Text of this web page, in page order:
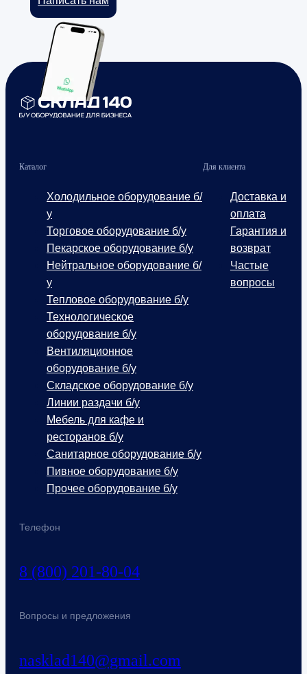
Телефон
8 (800) 201-80-04
Вопросы и предложения
nasklad140@gmail.com
Каталог
Холодильное оборудование б/
у
Торговое оборудование б/у
Пекарское оборудование б/у
Нейтральное оборудование б/
у
Тепловое оборудование б/у
Технологическое
оборудование б/у
Вентиляционное
оборудование б/у
Складское оборудование б/у
Линии раздачи б/у
Мебель для кафе и
ресторанов б/у
Санитарное оборудование б/у
Пивное оборудование б/у
Прочее оборудование б/у
Для клиента
Доставка и
оплата
Гарантия и
возврат
Частые
вопросы